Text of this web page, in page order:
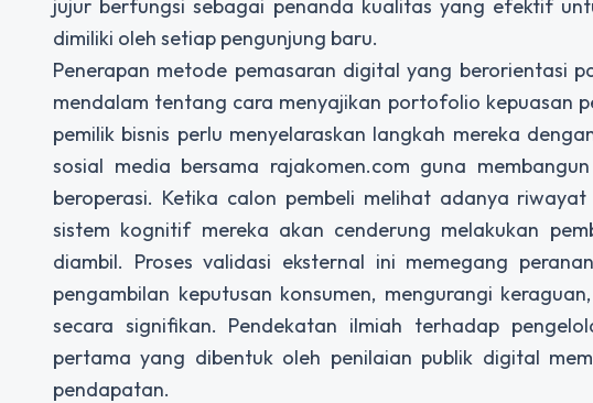
jujur berfungsi sebagai penanda kualitas yang efektif
dimiliki oleh setiap pengunjung baru.
Penerapan metode pemasaran digital yang berorientasi
mendalam tentang cara menyajikan portofolio kepuasan
pemilik bisnis perlu menyelaraskan langkah mereka
sosial media bersama rajakomen.com guna
beroperasi. Ketika calon pembeli melihat adanya
sistem kognitif mereka akan cenderung melakukan
diambil. Proses validasi eksternal ini memegang
pengambilan keputusan konsumen, mengurangi
secara signifikan. Pendekatan ilmiah terhadap
pertama yang dibentuk oleh penilaian publik digital
pendapatan.